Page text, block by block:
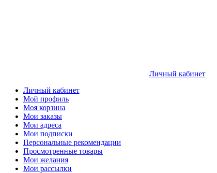
Личный кабинет
Личный кабинет
Мой профиль
Моя корзина
Мои заказы
Мои адреса
Мои подписки
Персональные рекомендации
Просмотренные товары
Мои желания
Мои рассылки